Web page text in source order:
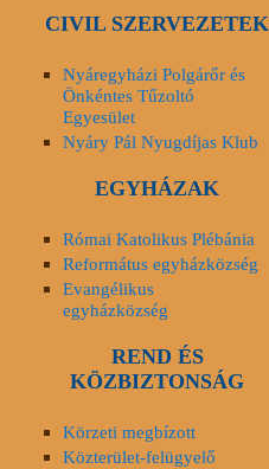
CIVIL SZERVEZETEK
Nyáregyházi Polgárőr és
Önkéntes Tűzoltó
Egyesület
Nyáry Pál Nyugdíjas Klub
EGYHÁZAK
Római Katolikus Plébánia
Református egyházközség
Evangélikus
egyházközség
REND ÉS
KÖZBIZTONSÁG
Körzeti megbízott
Közterület-felügyelő